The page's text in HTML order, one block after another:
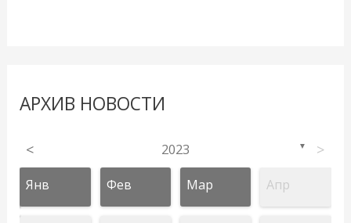
АРХИВ НОВОСТИ
< 2023 ▼ >
Янв Фев Мар Апр